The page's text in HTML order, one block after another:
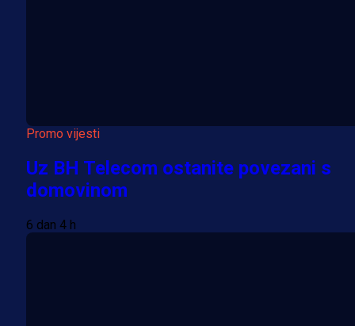
Promo vijesti
Uz BH Telecom ostanite povezani s
domovinom
6 dan 4 h